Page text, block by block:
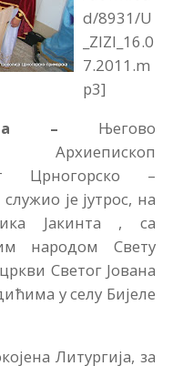
d/8931/U
_ZIZI_16.0
7.2011.m
p3]
– Његово
Архиепископ
Црногорско –
је јутрос, на
Јакинта , са
народом Свету
Светог Јована
у селу Бијеле
Литургија, за